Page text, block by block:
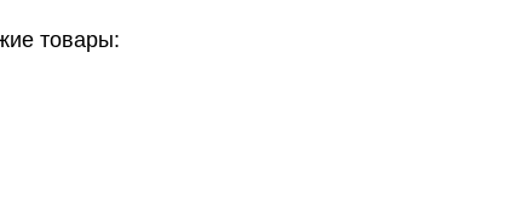
товары: